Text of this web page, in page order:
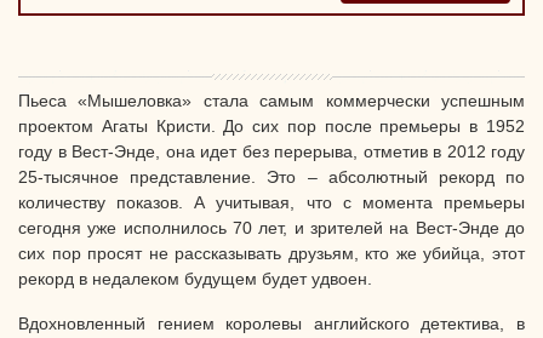
Пьеса «Мышеловка» стала самым коммерчески успешным
проектом Агаты Кристи. До сих пор после премьеры в 1952
году в Вест-Энде, она идет без перерыва, отметив в 2012 году
25-тысячное представление. Это – абсолютный рекорд по
количеству показов. А учитывая, что с момента премьеры
сегодня уже исполнилось 70 лет, и зрителей на Вест-Энде до
сих пор просят не рассказывать друзьям, кто же убийца, этот
рекорд в недалеком будущем будет удвоен.
Вдохновленный гением королевы английского детектива, в